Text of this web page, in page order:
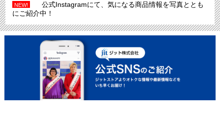
NEW!
公式Instagramにて、気になる商品情報を写真ととも
にご紹介中！